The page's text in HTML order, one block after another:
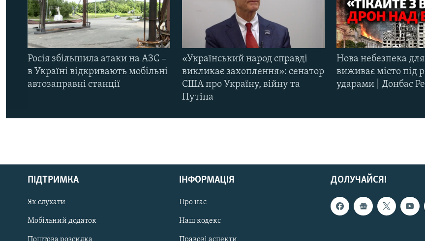
РУС
ДОЛУЧАЙСЯ!
Росія збільшила атаки на АЗС –
в Україні відкривають мобільні
автозаправні станції
«Український народ справді
викликає захоплення»: сенатор
США про Україну, війну та
Путіна
Нова небезпека
виживає місто під
ударами | Донбас
ДОЛУЧАЙСЯ!
ПІДТРИМКА
Як слухати
Мобільний додаток
Поштова розсилка
ІНФОРМАЦІЯ
Про нас
Наш кодекс
Правові аспекти